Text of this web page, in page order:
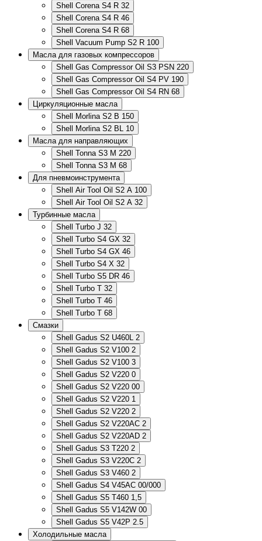
Shell Corena S4 R 32
Shell Corena S4 R 46
Shell Corena S4 R 68
Shell Vacuum Pump S2 R 100
Масла для газовых компрессоров
Shell Gas Compressor Oil S3 PSN 220
Shell Gas Compressor Oil S4 PV 190
Shell Gas Compressor Oil S4 RN 68
Циркуляционные масла
Shell Morlina S2 B 150
Shell Morlina S2 BL 10
Масла для направляющих
Shell Tonna S3 M 220
Shell Tonna S3 M 68
Для пневмоинструмента
Shell Air Tool Oil S2 A 100
Shell Air Tool Oil S2 A 32
Турбинные масла
Shell Turbo J 32
Shell Turbo S4 GX 32
Shell Turbo S4 GX 46
Shell Turbo S4 X 32
Shell Turbo S5 DR 46
Shell Turbo T 32
Shell Turbo T 46
Shell Turbo T 68
Смазки
Shell Gadus S2 U460L 2
Shell Gadus S2 V100 2
Shell Gadus S2 V100 3
Shell Gadus S2 V220 0
Shell Gadus S2 V220 00
Shell Gadus S2 V220 1
Shell Gadus S2 V220 2
Shell Gadus S2 V220AC 2
Shell Gadus S2 V220AD 2
Shell Gadus S3 T220 2
Shell Gadus S3 V220C 2
Shell Gadus S3 V460 2
Shell Gadus S4 V45AC 00/000
Shell Gadus S5 T460 1,5
Shell Gadus S5 V142W 00
Shell Gadus S5 V42P 2.5
Холодильные масла